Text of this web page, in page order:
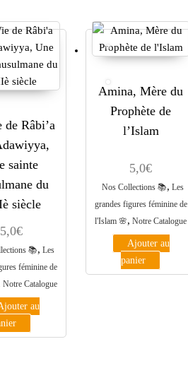
Râbi’a
sainte
du
siècle
5,0€
📚, Les
féminine de
Notre Catalogue
au
Amina, Mère du
Prophète de
l’Islam
5,0€
Nos Collections 📚, Les
grandes figures féminine de
l'Islam 🌸, Notre Catalogue
Ajouter au
panier